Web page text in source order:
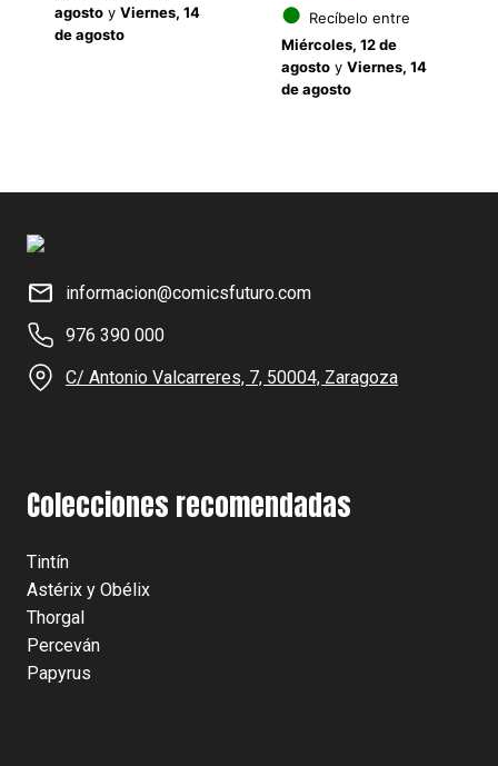
agostoy Viernes, 14
de agosto
● Recíbelo entre
Miércoles, 12 de
agostoy Viernes, 14
de agosto
informacion@comicsfuturo.com
976 390 000
C/ Antonio Valcarreres, 7, 50004, Zaragoza
Colecciones recomendadas
Tintín
Astérix y Obélix
Thorgal
Perceván
Papyrus